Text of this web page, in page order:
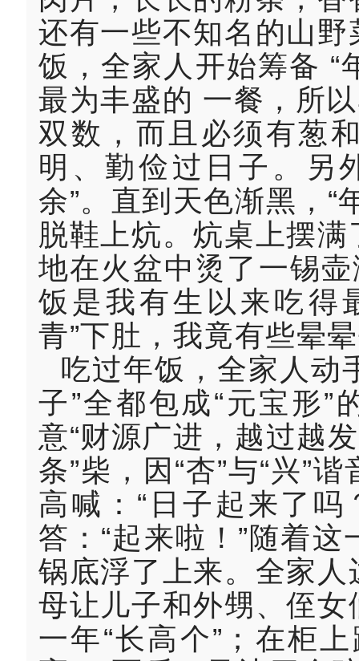
还有一些不知名的山
饭，全家人开始筹备 “
最为丰盛的 一餐，所
双数，而且必须有葱
明、勤俭过日子。另
余”。直到天色渐黑，“
脱鞋上炕。炕桌上摆
地在火盆中烫了一锡
饭是我有生以来吃得
青”下肚，我竟有些晕
吃过年饭，全家人动
子”全都包成“元宝形”
意“财源广进，越过越
条”柴，因“杏”与“兴”
高喊：“日子起来了
答：“起来啦！”随着
锅底浮了上来。全家
母让儿子和外甥、侄
一年“长高个”；在柜